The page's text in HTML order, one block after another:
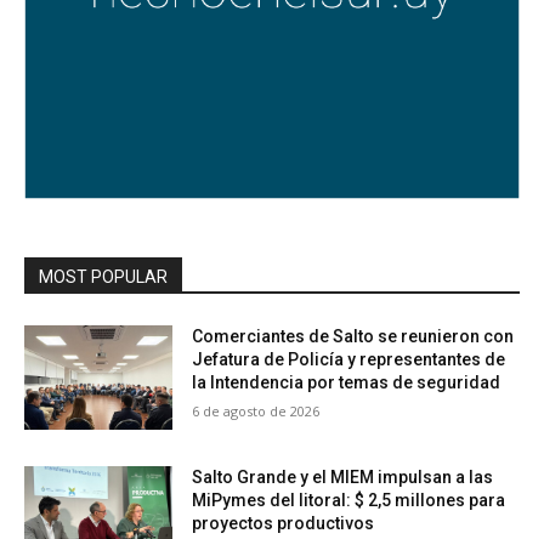
MOST POPULAR
Comerciantes de Salto se reunieron con
Jefatura de Policía y representantes de
la Intendencia por temas de seguridad
6 de agosto de 2026
Salto Grande y el MIEM impulsan a las
MiPymes del litoral: $ 2,5 millones para
proyectos productivos